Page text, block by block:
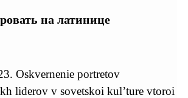
на латинице
Oskvernenie portretov
liderov v sovetskoi kul’ture vtoroi